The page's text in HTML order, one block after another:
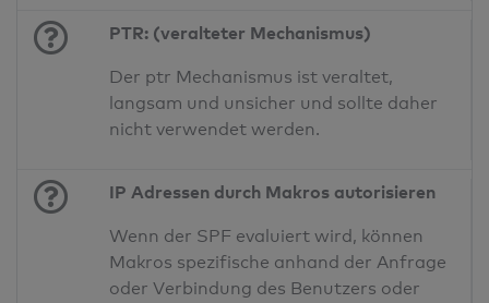
PTR: (veralteter Mechanismus)
Der ptr Mechanismus ist veraltet,
langsam und unsicher und sollte daher
nicht verwendet werden.
IP Adressen durch Makros autorisieren
Wenn der SPF evaluiert wird, können
Makros spezifische anhand der Anfrage
oder Verbindung des Benutzers oder